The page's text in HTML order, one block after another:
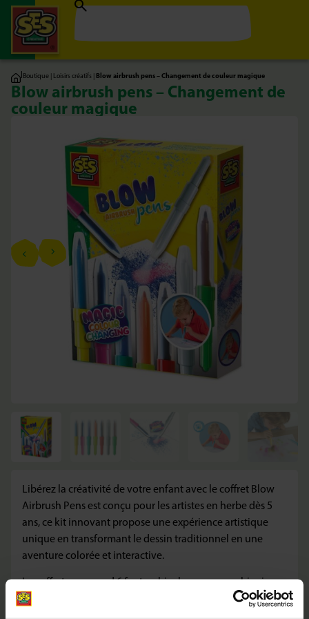
|Boutique | Loisirs créatifs | Blow airbrush pens – Changement de couleur magique
Blow airbrush pens – Changement de
couleur magique
Libérez la créativité de votre enfant avec le coffret Blow
Airbrush Pens est conçu pour les artistes en herbe dès 5
ans, ce kit innovant propose une expérience artistique
unique en transformant le dessin traditionnel en une
aventure colorée et interactive.​
Le coffret comprend 6 feutres bicolores aux combinaisons
éclatantes (bleu/turquoise, violet/rose, orange/vert,